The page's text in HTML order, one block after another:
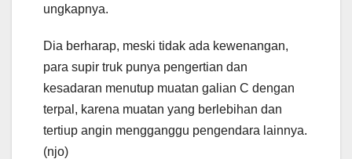
ungkapnya.
Dia berharap, meski tidak ada kewenangan,
para supir truk punya pengertian dan
kesadaran menutup muatan galian C dengan
terpal, karena muatan yang berlebihan dan
tertiup angin mengganggu pengendara lainnya.
(njo)